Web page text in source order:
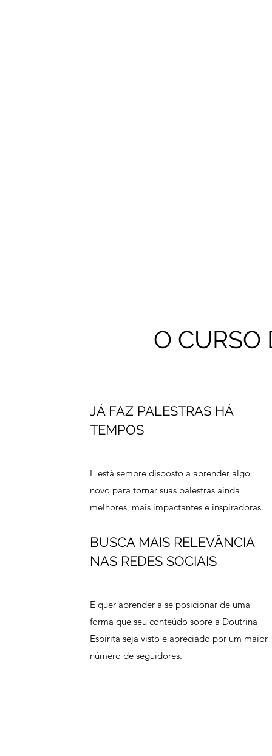
O CURSO
JÁ FAZ PALESTRAS HÁ
TEMPOS
E está sempre disposto a aprender algo
novo para tornar suas palestras ainda
melhores, mais impactantes e inspiradoras.
BUSCA MAIS RELEVÂNCIA
NAS REDES SOCIAIS
E quer aprender a se posicionar de uma
forma que seu conteúdo sobre a Doutrina
Espírita seja visto e apreciado por um maior
número de seguidores.